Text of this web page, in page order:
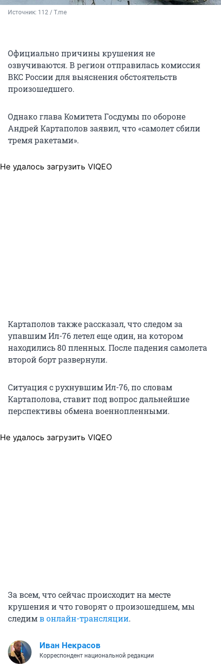
Источник: 112 / T.me
Официально причины крушения не
озвучиваются. В регион отправилась комиссия
ВКС России для выяснения обстоятельств
произошедшего.
Однако глава Комитета Госдумы по обороне
Андрей Картаполов заявил, что «самолет сбили
тремя ракетами».
Не удалось загрузить VIQEO
Картаполов также рассказал, что следом за
упавшим Ил-76 летел еще один, на котором
находились 80 пленных. После падения самолета
второй борт развернули.
Ситуация с рухнувшим Ил-76, по словам
Картаполова, ставит под вопрос дальнейшие
перспективы обмена военнопленными.
Не удалось загрузить VIQEO
За всем, что сейчас происходит на месте
крушения и что говорят о произошедшем, мы
следимв онлайн-трансляции.
Иван Некрасов
Корреспондент национальной редакции